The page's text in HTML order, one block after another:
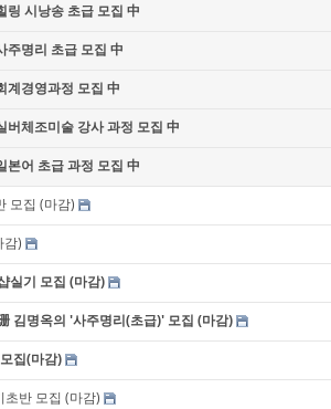
시낭송 초급 모집 中
명리 초급 모집 中
계경영과정 모집 中
체조미술 강사 과정 모집 中
어 초급 과정 모집 中
모집 (마감)
감)
실기 모집 (마감)
김명옥의 '사주명리(초급)' 모집 (마감)
집(마감)
반 모집 (마감)